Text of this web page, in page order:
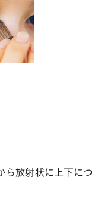
ら放射状に上下につ